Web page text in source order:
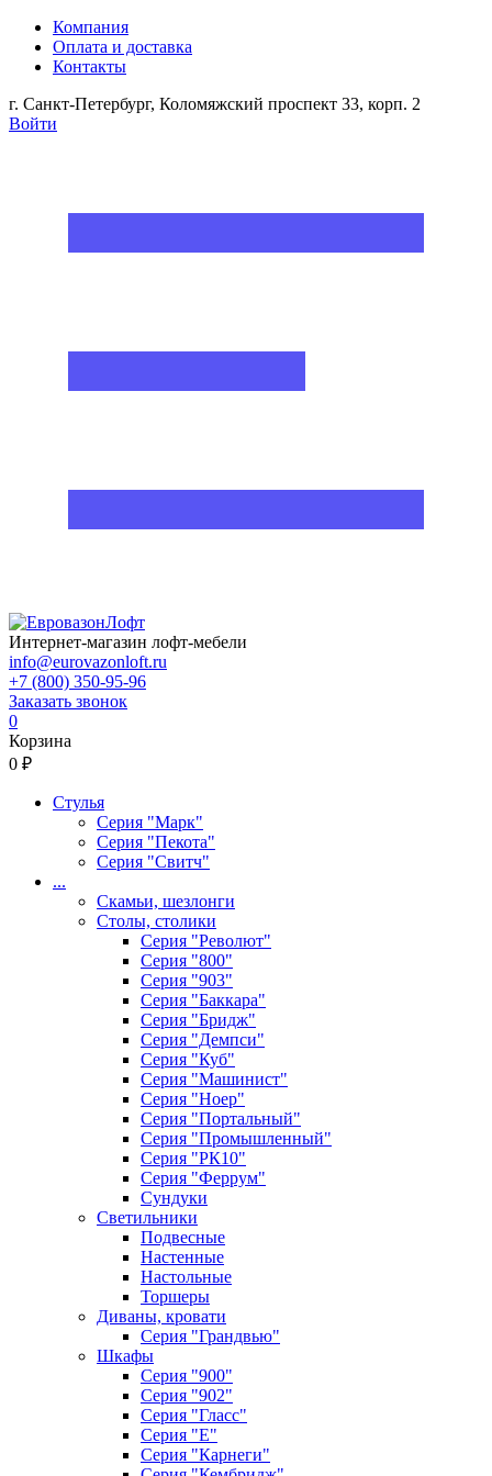
Компания
Оплата и доставка
Контакты
г. Санкт-Петербург, Коломяжский проспект 33, корп. 2
Войти
Интернет-магазин лофт-мебели
info@eurovazonloft.ru
+7 (800) 350-95-96
Заказать звонок
0
Корзина
0 ₽
Стулья
Серия "Марк"
Серия "Пекота"
Серия "Свитч"
...
Скамьи, шезлонги
Столы, столики
Серия "Револют"
Серия "800"
Серия "903"
Серия "Баккара"
Серия "Бридж"
Серия "Демпси"
Серия "Куб"
Серия "Машинист"
Серия "Ноер"
Серия "Портальный"
Серия "Промышленный"
Серия "РК10"
Серия "Феррум"
Сундуки
Светильники
Подвесные
Настенные
Настольные
Торшеры
Диваны, кровати
Серия "Грандвью"
Шкафы
Серия "900"
Серия "902"
Серия "Гласс"
Серия "Е"
Серия "Карнеги"